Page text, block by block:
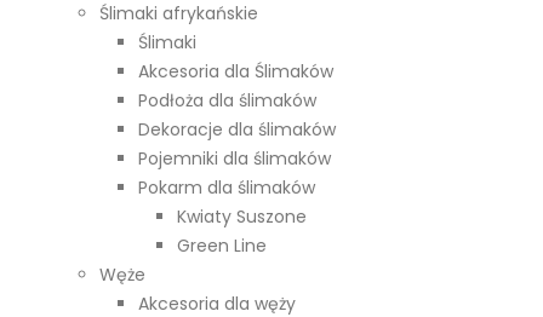
Ślimaki afrykańskie
Ślimaki
Akcesoria dla Ślimaków
Podłoża dla ślimaków
Dekoracje dla ślimaków
Pojemniki dla ślimaków
Pokarm dla ślimaków
Kwiaty Suszone
Green Line
Węże
Akcesoria dla węży